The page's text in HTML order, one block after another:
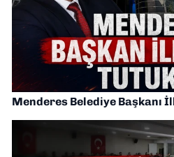
Menderes Belediye Başkanı